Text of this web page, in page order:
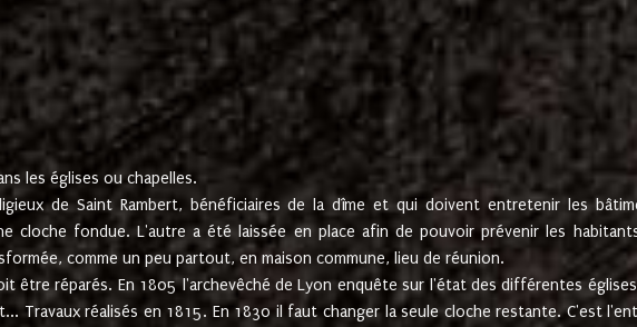
les églises ou chapelles.
de Saint Rambert, bénéficiaires de la dîme et qui doivent entretenir les
cloche fondue. L'autre a été laissée en place afin de pouvoir prévenir les
comme un peu partout, en maison commune, lieu de réunion.
être réparés. En 1805 l'archevêché de Lyon enquête sur l'état des différentes
Travaux réalisés en 1815. En 1830 il faut changer la seule cloche restante. C'est